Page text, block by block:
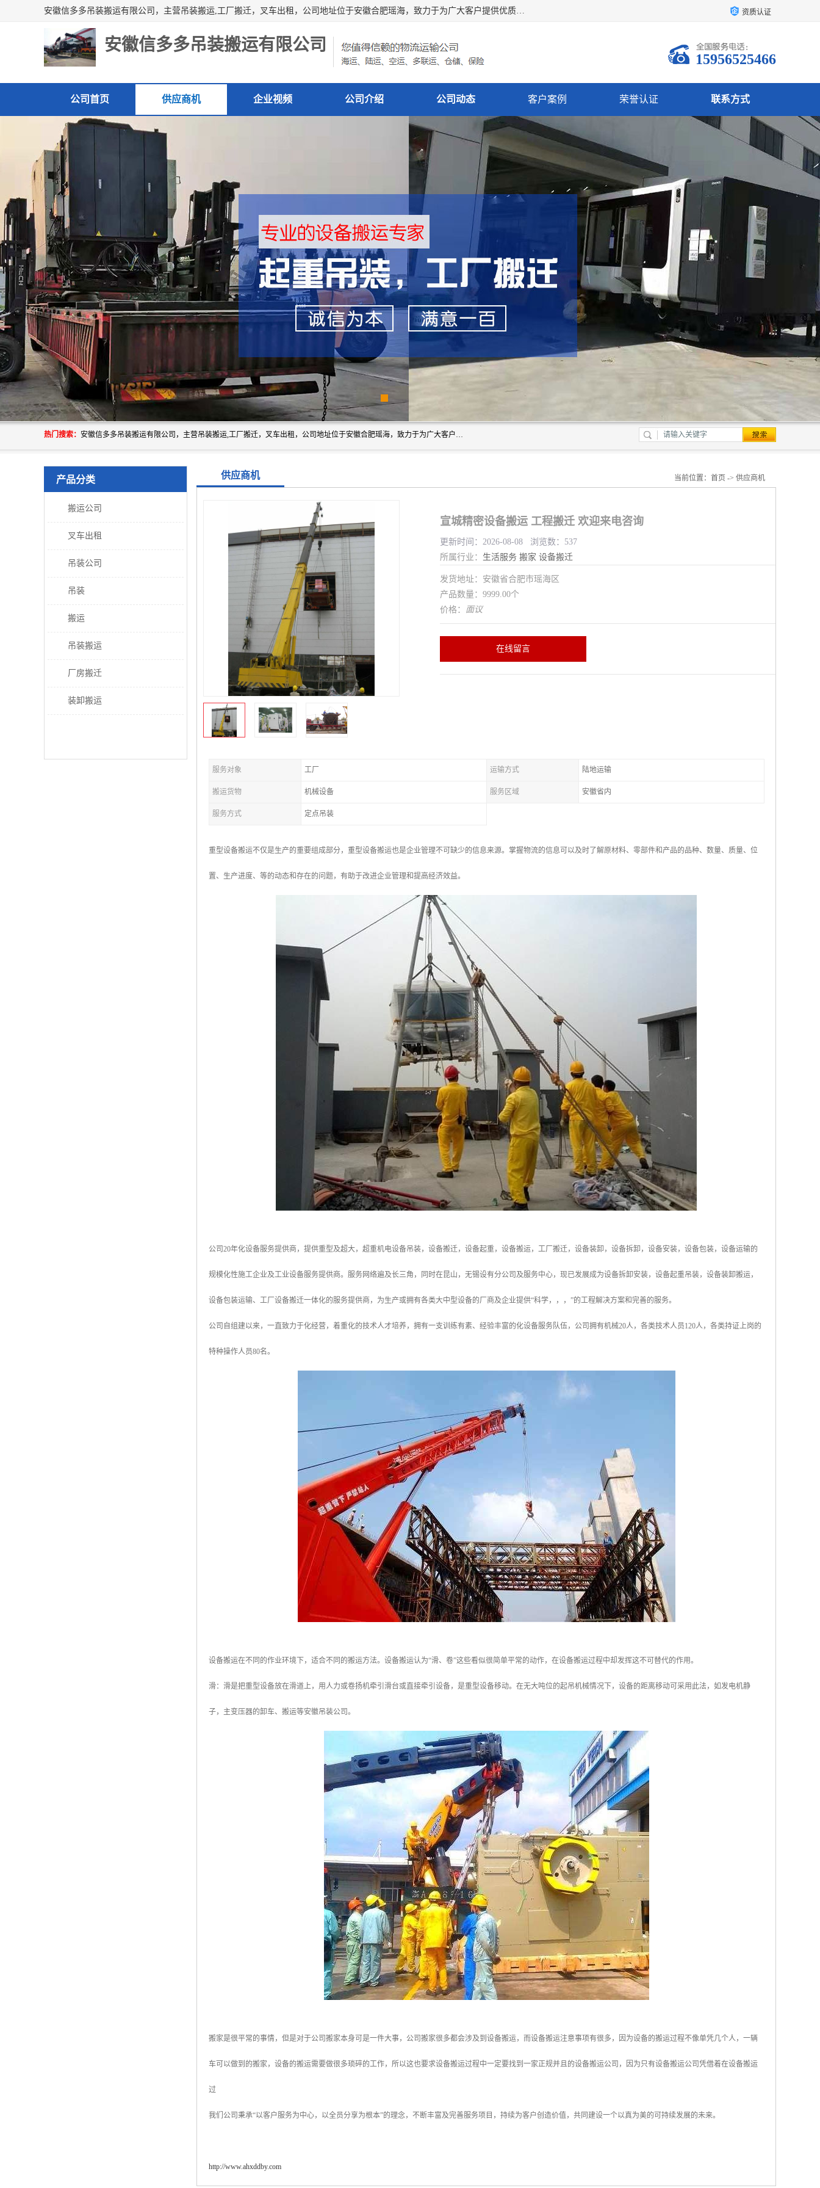
安徽信多多吊装搬运有限公司，主营吊装搬运,工厂搬迁，叉车出租，公司地址位于安徽合肥瑶海，致力于为广大客户提供优质的产品/服务，如果您对我公司的产品服务感兴趣，请联系[安徽信多多吊装搬运有限公司]，期待您的来电。 资质认证
安徽信多多吊装搬运有限公司
15956525466
公司首页 供应商机 企业视频 公司介绍 公司动态 客户案例 荣誉认证 联系方式
热门搜索： 安徽信多多吊装搬运有限公司，主营吊装搬运,工厂搬迁，叉车出租，公司地址位于安徽合肥瑶海，致力于为广大客户提供优质的产品/服务，如果您对我公司的产品服务感兴趣，请联系[安徽信多多吊装搬运有限公司]，期待您的来电。
产品分类
搬运公司
叉车出租
吊装公司
吊装
搬运
吊装搬运
厂房搬迁
装卸搬运
供应商机 当前位置： 首页 -> 供应商机
宣城精密设备搬运 工程搬迁 欢迎来电咨询
更新时间：2026-08-08 浏览数：537
所属行业： 生活服务 搬家 设备搬迁
发货地址：安徽省合肥市瑶海区
产品数量：9999.00个
价格： 面议
在线留言
服务对象 工厂 运输方式 陆地运输
搬运货物 机械设备 服务区域 安徽省内
服务方式 定点吊装
重型设备搬运不仅是生产的重要组成部分，重型设备搬运也是企业管理不可缺少的信息来源。掌握物流的信息可以及时了解原材料、零部件和产品的品种、数量、质量、位
置、生产进度、等的动态和存在的问题，有助于改进企业管理和提高经济效益。
公司20年化设备服务提供商，提供重型及超大，超重机电设备吊装，设备搬迁，设备起重，设备搬运，工厂搬迁，设备装卸，设备拆卸，设备安装，设备包装，设备运输的
规模化性施工企业及工业设备服务提供商。服务网络遍及长三角，同时在昆山，无锡设有分公司及服务中心，现已发展成为设备拆卸安装，设备起重吊装，设备装卸搬运，
设备包装运输、工厂设备搬迁一体化的服务提供商，为生产或拥有各类大中型设备的厂商及企业提供“科学，，，”的工程解决方案和完善的服务。
公司自组建以来，一直致力于化经营，着重化的技术人才培养，拥有一支训练有素、经验丰富的化设备服务队伍，公司拥有机械20人，各类技术人员120人，各类持证上岗的
特种操作人员80名。
设备搬运在不同的作业环境下，适合不同的搬运方法。设备搬运认为“滑、卷”这些看似很简单平常的动作，在设备搬运过程中却发挥这不可替代的作用。
滑：滑是把重型设备放在滑道上，用人力或卷扬机牵引滑台或直接牵引设备，是重型设备移动。在无大吨位的起吊机械情况下，设备的距离移动可采用此法，如发电机静
子，主变压器的卸车、搬运等安徽吊装公司。
搬家是很平常的事情，但是对于公司搬家本身可是一件大事，公司搬家很多都会涉及到设备搬运，而设备搬运注意事项有很多，因为设备的搬运过程不像单凭几个人，一辆
车可以做到的搬家，设备的搬运需要做很多琐碎的工作，所以这也要求设备搬运过程中一定要找到一家正规并且的设备搬运公司，因为只有设备搬运公司凭借着在设备搬运
过
我们公司秉承“以客户服务为中心，以全员分享为根本”的理念，不断丰富及完善服务项目，持续为客户创造价值，共同建设一个以真为美的可持续发展的未来。
http://www.ahxddby.com